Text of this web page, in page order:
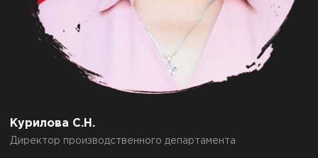
Курилова С.Н.
Директор производственного департамента